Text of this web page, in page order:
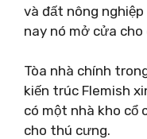
và đất nông
nay nó mở cửa
Tòa nhà chính
kiến ​​trúc Flemish
có một nhà kho cổ
cho thú cưng.